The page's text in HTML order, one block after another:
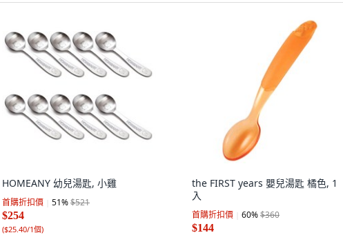
HOMEANY 幼兒湯匙, 小雞
首購折扣價 51%$521
$254
($25.40/1個)
the FIRST years 嬰兒湯匙 橘色, 1
入
首購折扣價 60%$360
$144